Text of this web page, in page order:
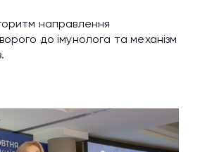
направлення
до імунолога та механізм